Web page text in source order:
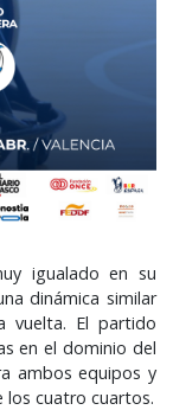
igualado en su
dinámica similar
vuelta. El partido
en el dominio del
ambos equipos y
los cuatro cuartos.